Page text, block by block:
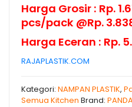
Harga Grosir : Rp.
pcs/pack @Rp.
Harga Eceran : Rp.
RAJAPLASTIK.COM
Kategori: NAMPAN PLASTIK,
Semua Kitchen Brand: